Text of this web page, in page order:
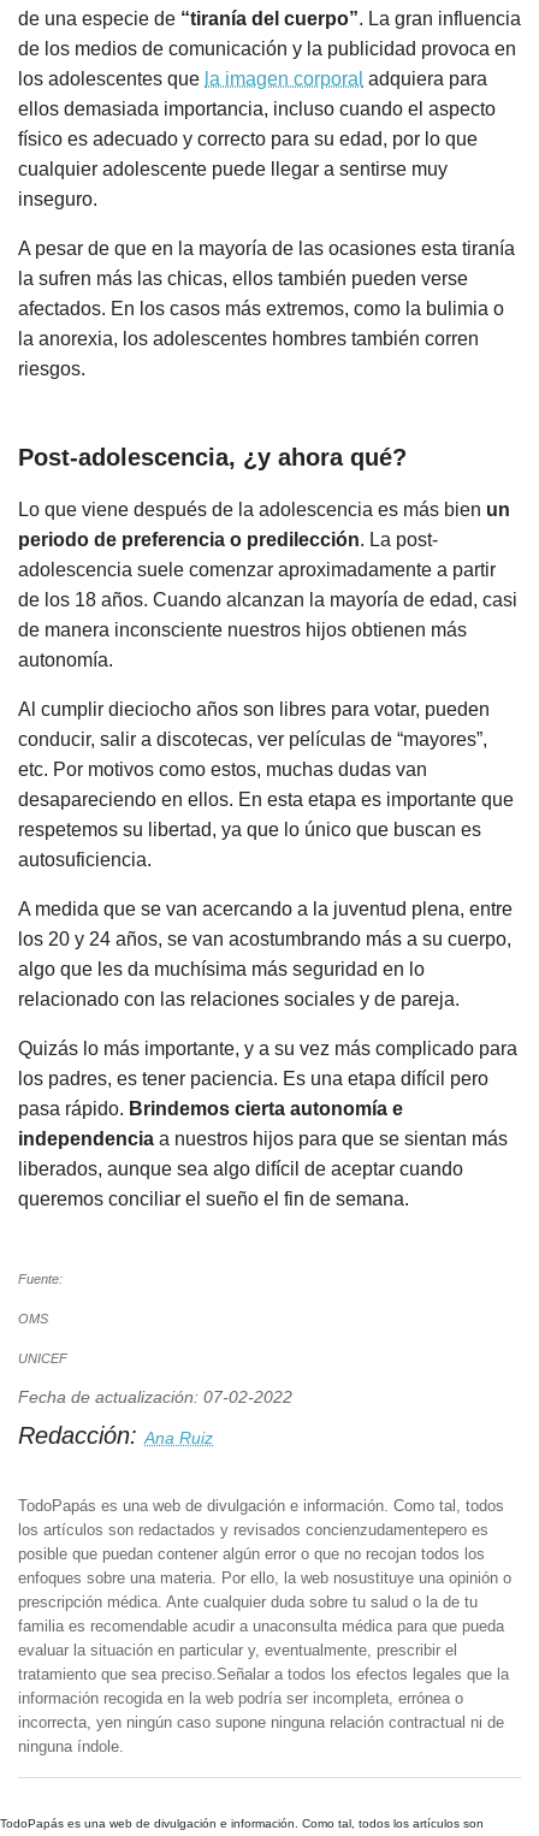
de una especie de “tiranía del cuerpo”. La gran influencia
de los medios de comunicación y la publicidad provoca en
los adolescentes que la imagen corporal adquiera para
ellos demasiada importancia, incluso cuando el aspecto
físico es adecuado y correcto para su edad, por lo que
cualquier adolescente puede llegar a sentirse muy
inseguro.
A pesar de que en la mayoría de las ocasiones esta tiranía
la sufren más las chicas, ellos también pueden verse
afectados. En los casos más extremos, como la bulimia o
la anorexia, los adolescentes hombres también corren
riesgos.
Post-adolescencia, ¿y ahora qué?
Lo que viene después de la adolescencia es más bien un
periodo de preferencia o predilección. La post-
adolescencia suele comenzar aproximadamente a partir
de los 18 años. Cuando alcanzan la mayoría de edad, casi
de manera inconsciente nuestros hijos obtienen más
autonomía.
Al cumplir dieciocho años son libres para votar, pueden
conducir, salir a discotecas, ver películas de “mayores”,
etc. Por motivos como estos, muchas dudas van
desapareciendo en ellos. En esta etapa es importante que
respetemos su libertad, ya que lo único que buscan es
autosuficiencia.
A medida que se van acercando a la juventud plena, entre
los 20 y 24 años, se van acostumbrando más a su cuerpo,
algo que les da muchísima más seguridad en lo
relacionado con las relaciones sociales y de pareja.
Quizás lo más importante, y a su vez más complicado para
los padres, es tener paciencia. Es una etapa difícil pero
pasa rápido. Brindemos cierta autonomía e
independencia a nuestros hijos para que se sientan más
liberados, aunque sea algo difícil de aceptar cuando
queremos conciliar el sueño el fin de semana.
Fuente:
OMS
UNICEF
Fecha de actualización: 07-02-2022
Redacción: Ana Ruiz
TodoPapás es una web de divulgación e información. Como tal, todos
los artículos son redactados y revisados concienzudamentepero es
posible que puedan contener algún error o que no recojan todos los
enfoques sobre una materia. Por ello, la web nosustituye una opinión o
prescripción médica. Ante cualquier duda sobre tu salud o la de tu
familia es recomendable acudir a unaconsulta médica para que pueda
evaluar la situación en particular y, eventualmente, prescribir el
tratamiento que sea preciso.Señalar a todos los efectos legales que la
información recogida en la web podría ser incompleta, errónea o
incorrecta, yen ningún caso supone ninguna relación contractual ni de
ninguna índole.
TodoPapás es una web de divulgación e información. Como tal, todos los artículos son